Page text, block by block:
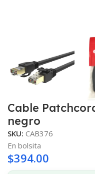
Cable
negro
SKU: CAB376
En bolsita
$394.00